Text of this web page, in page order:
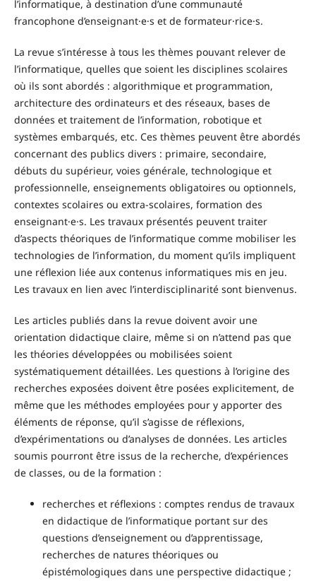
l’informatique, à destination d’une communauté
francophone d’enseignant·e·s et de formateur·rice·s.
La revue s’intéresse à tous les thèmes pouvant relever de
l’informatique, quelles que soient les disciplines scolaires
où ils sont abordés : algorithmique et programmation,
architecture des ordinateurs et des réseaux, bases de
données et traitement de l’information, robotique et
systèmes embarqués, etc. Ces thèmes peuvent être abordés
concernant des publics divers : primaire, secondaire,
débuts du supérieur, voies générale, technologique et
professionnelle, enseignements obligatoires ou optionnels,
contextes scolaires ou extra-scolaires, formation des
enseignant·e·s. Les travaux présentés peuvent traiter
d’aspects théoriques de l’informatique comme mobiliser les
technologies de l’information, du moment qu’ils impliquent
une réflexion liée aux contenus informatiques mis en jeu.
Les travaux en lien avec l’interdisciplinarité sont bienvenus.
Les articles publiés dans la revue doivent avoir une
orientation didactique claire, même si on n’attend pas que
les théories développées ou mobilisées soient
systématiquement détaillées. Les questions à l’origine des
recherches exposées doivent être posées explicitement, de
même que les méthodes employées pour y apporter des
éléments de réponse, qu’il s’agisse de réflexions,
d’expérimentations ou d’analyses de données. Les articles
soumis pourront être issus de la recherche, d’expériences
de classes, ou de la formation :
recherches et réflexions : comptes rendus de travaux
en didactique de l’informatique portant sur des
questions d’enseignement ou d’apprentissage,
recherches de natures théoriques ou
épistémologiques dans une perspective didactique ;